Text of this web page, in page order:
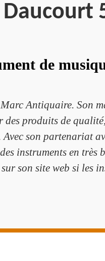
de
Antiquaire. Son
des produits de
son partenariat
instruments en très
son site web si les